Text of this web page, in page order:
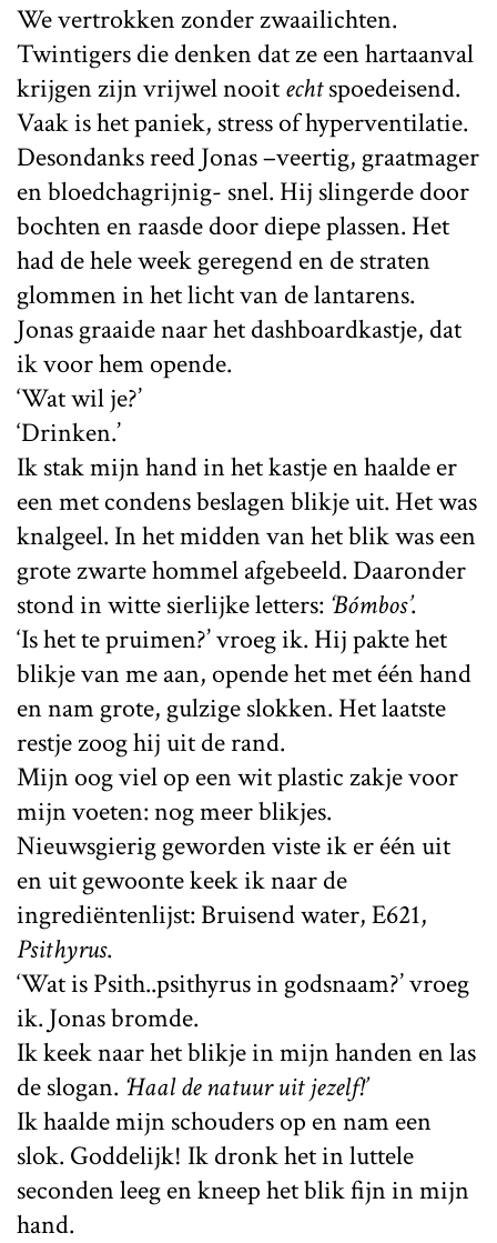
We vertrokken zonder zwaailichten.
Twintigers die denken dat ze een hartaanval
krijgen zijn vrijwel nooitechtspoedeisend.
Vaak is het paniek, stress of hyperventilatie.
Desondanks reed Jonas –veertig, graatmager
en bloedchagrijnig- snel. Hij slingerde door
bochten en raasde door diepe plassen. Het
had de hele week geregend en de straten
glommen in het licht van de lantarens.
Jonas graaide naar het dashboardkastje, dat
ik voor hem opende.
‘Wat wil je?’
‘Drinken.’
Ik stak mijn hand in het kastje en haalde er
een met condens beslagen blikje uit. Het was
knalgeel. In het midden van het blik was een
grote zwarte hommel afgebeeld. Daaronder
stond in witte sierlijke letters: ‘Bómbos’.
‘Is het te pruimen?’ vroeg ik. Hij pakte het
blikje van me aan, opende het met één hand
en nam grote, gulzige slokken. Het laatste
restje zoog hij uit de rand.
Mijn oog viel op een wit plastic zakje voor
mijn voeten: nog meer blikjes.
Nieuwsgierig geworden viste ik er één uit
en uit gewoonte keek ik naar de
ingrediëntenlijst: Bruisend water, E621,
Psithyrus.
‘Wat is Psith..psithyrus in godsnaam?’ vroeg
ik. Jonas bromde.
Ik keek naar het blikje in mijn handen en las
de slogan. ‘Haal de natuur uit jezelf!’
Ik haalde mijn schouders op en nam een
slok. Goddelijk! Ik dronk het in luttele
seconden leeg en kneep het blik fijn in mijn
hand.